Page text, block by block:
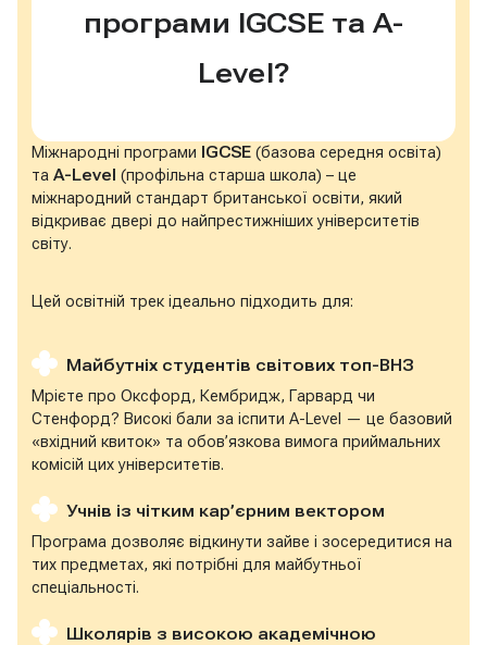
програми IGCSE та A-
Level?
Міжнародні програми IGCSE (базова середня освіта)
таA-Level (профільна старша школа) – це
міжнародний стандарт британської освіти, який
відкриває двері до найпрестижніших університетів
світу.
Цей освітній трек ідеально підходить для:
Майбутніх студентів світових топ-ВНЗ
Мрієте про Оксфорд, Кембридж, Гарвард чи
Стенфорд? Високі бали за іспити A-Level — це базовий
«вхідний квиток» та обов’язкова вимога приймальних
комісій цих університетів.
Учнів із чітким кар’єрним вектором
Програма дозволяє відкинути зайве і зосередитися на
тих предметах, які потрібні для майбутньої
спеціальності.
Школярів з високою академічною